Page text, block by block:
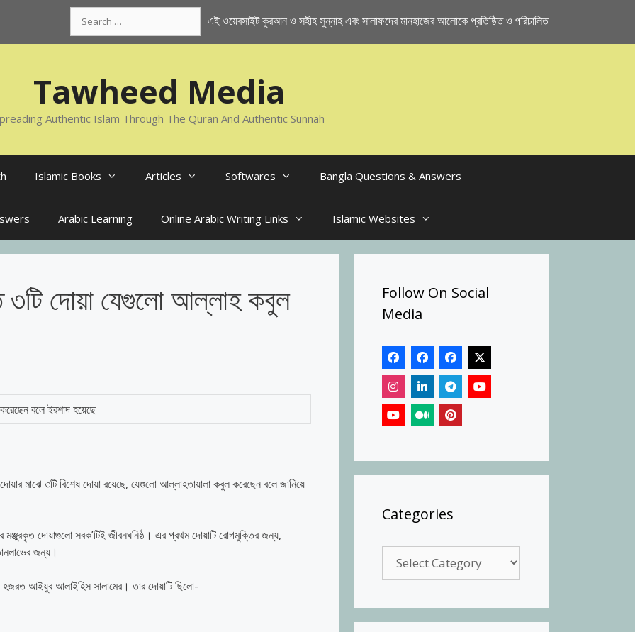
for:
এই ওয়েবসাইট কুরআন ও সহীহ সুন্নাহ এবং সালাফদের মানহাজের আলোকে প্রতিষ্ঠিত ও পরিচালিত
Tawheed Media
Authentic Islam Through The Quran And Authentic Sunnah
Islamic Books Articles Softwares Bangla Questions & Answers
Arabic Learning Online Arabic Writing Links Islamic Websites
৩টি দোয়া যেগুলো আল্লাহ কবুল
বলে ইরশাদ হয়েছে
মাঝে ৩টি বিশেষ দোয়া রয়েছে, যেগুলো আল্লাহতায়ালা কবুল করেছেন বলে জানিয়ে
মঞ্জুরকৃত দোয়াগুলো সবক’টিই জীবনঘনিষ্ঠ। এর প্রথম দোয়াটি রোগমুক্তির জন্য,
জন্য।
আইয়ুব আলাইহিস সালামের। তার দোয়াটি ছিলো-
Follow On Social
Media
Categories